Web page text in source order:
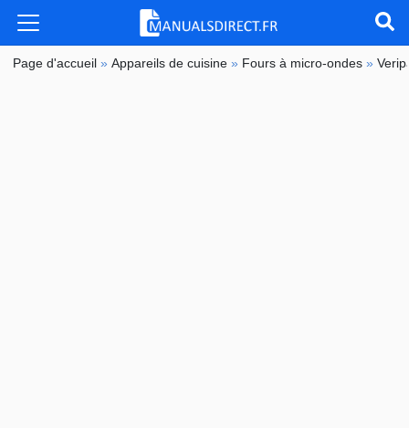
Page d'accueil »Appareils de cuisine » Fours à micro-ondes »